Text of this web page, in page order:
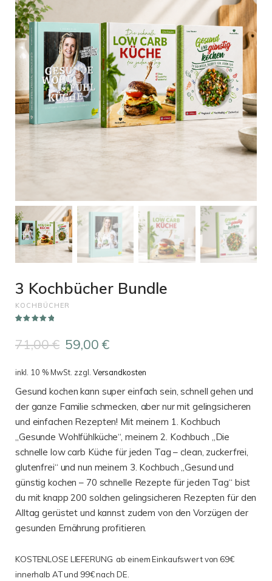
3 Kochbücher Bundle
KOCHBÜCHER
basierend
auf
71,00€ Ursprünglicher
Preis
war:
71,00 €
59,00 €Aktueller
ist:
inkl. 10 % MwSt. zzgl. Versandkosten
Gesund kochen kann super einfach sein, schnell gehen und
der ganze Familie schmecken, aber nur mit gelingsicheren
und einfachen Rezepten! Mit meinem 1. Kochbuch
„Gesunde Wohlfühlküche“, meinem 2. Kochbuch „Die
schnelle low carb Küche für jeden Tag – clean, zuckerfrei,
glutenfrei“ und nun meinem 3. Kochbuch „Gesund und
günstig kochen – 70 schnelle Rezepte für jeden Tag“ bist
du mit knapp 200 solchen gelingsicheren Rezepten für den
Alltag gerüstet und kannst zudem von den Vorzügen der
gesunden Ernährung profitieren.
KOSTENLOSE LIEFERUNG ab einem Einkaufswert von 69€
innerhalb AT und 99€ nach DE.